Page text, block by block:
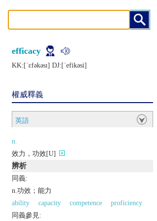
efficacy
KK:[ˈɛfǝkǝsɪ] DJ:[ˈеfikǝsi]
權威釋義
英語
n.
效力，功效[U]
辨析
同義:
n.功效；能力
ability
capacity competence
proficiency
同義參見: